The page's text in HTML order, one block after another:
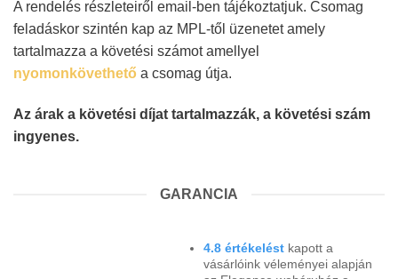
A rendelés részleteiről email-ben tájékoztatjuk. Csomag
feladáskor szintén kap az MPL-től üzenetet amely
tartalmazza a követési számot amellyel
nyomonkövethető a csomag útja.
Az árak a követési díjat tartalmazzák, a követési szám
ingyenes.
GARANCIA
4.8 értékelést kapott a
vásárlóink véleményei alapján